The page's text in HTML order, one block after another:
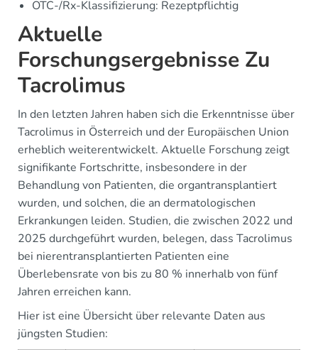
OTC-/Rx-Klassifizierung: Rezeptpflichtig
Aktuelle
Forschungsergebnisse Zu
Tacrolimus
In den letzten Jahren haben sich die Erkenntnisse über
Tacrolimus in Österreich und der Europäischen Union
erheblich weiterentwickelt. Aktuelle Forschung zeigt
signifikante Fortschritte, insbesondere in der
Behandlung von Patienten, die organtransplantiert
wurden, und solchen, die an dermatologischen
Erkrankungen leiden. Studien, die zwischen 2022 und
2025 durchgeführt wurden, belegen, dass Tacrolimus
bei nierentransplantierten Patienten eine
Überlebensrate von bis zu 80 % innerhalb von fünf
Jahren erreichen kann.
Hier ist eine Übersicht über relevante Daten aus
jüngsten Studien: